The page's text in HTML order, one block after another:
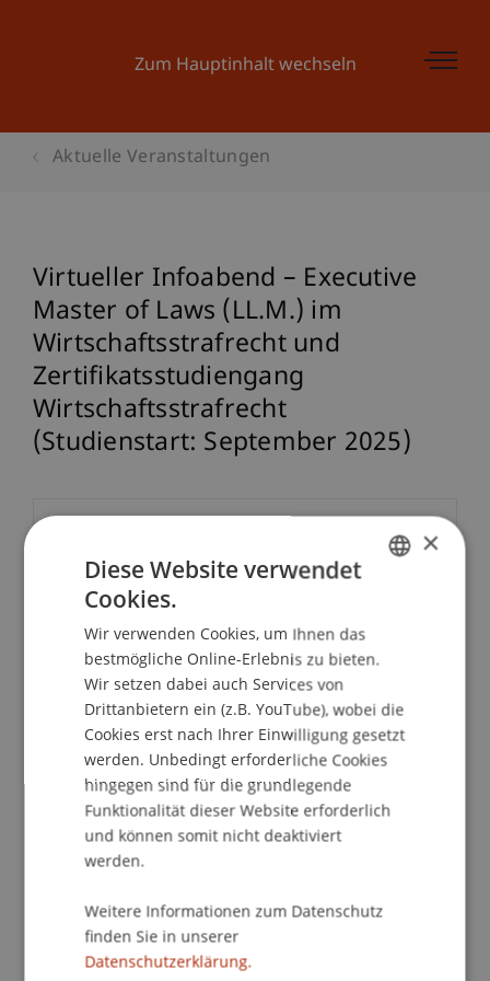
Zum Hauptinhalt wechseln
Aktuelle Veranstaltungen
Virtueller Infoabend – Executive
Master of Laws (LL.M.) im
Wirtschaftsstrafrecht und
Zertifikatsstudiengang
Wirtschaftsstrafrecht
(Studienstart: September 2025)
Dozierende/Dozierender:
Prof. Dr. KonstantinaPapathanasiou LL.M.
School/Professur:
Wirtschaftsstrafrecht, Compliance und
Digitalisierung
Informationsveranstaltung zu den
berufsbegleitenden Studiengängen
Master of Laws (LL.M.) im Wirtschaftsstrafrecht
Kontakt
×
Diese Website verwendet
Cookies.
Wir verwenden Cookies, um Ihnen das
bestmögliche Online-Erlebnis zu bieten.
Wir setzen dabei auch Services von
Drittanbietern ein (z.B. YouTube), wobei die
Cookies erst nach Ihrer Einwilligung gesetzt
werden. Unbedingt erforderliche Cookies
hingegen sind für die grundlegende
Funktionalität dieser Website erforderlich
und können somit nicht deaktiviert
werden.
Weitere Informationen zum Datenschutz
finden Sie in unserer
Datenschutzerklärung.